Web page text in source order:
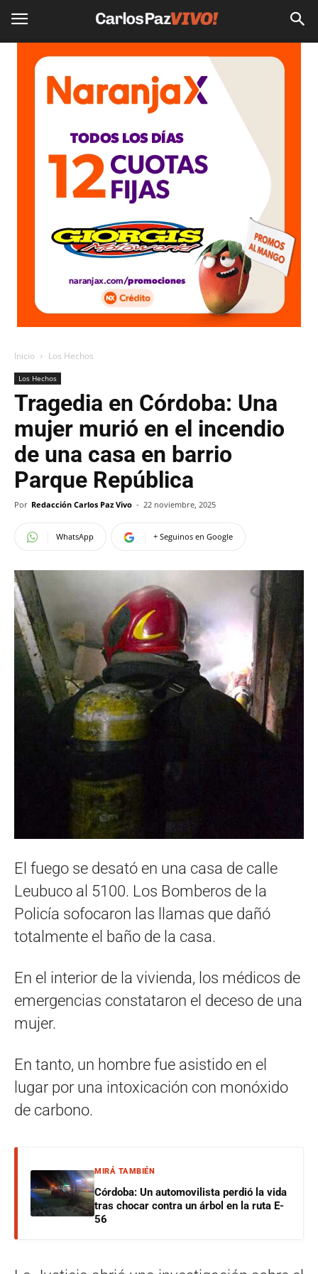
Inicio Los Hechos
Los Hechos
Tragedia en Córdoba: Una
mujer murió en el incendio
de una casa en barrio
Parque República
Por Redacción Carlos Paz Vivo - 22 noviembre, 2025
WhatsApp + Seguinos en Google
El fuego se desató en una casa de calle
Leubuco al 5100. Los Bomberos de la
Policía sofocaron las llamas que dañó
totalmente el baño de la casa.
En el interior de la vivienda, los médicos de
emergencias constataron el deceso de una
mujer.
En tanto, un hombre fue asistido en el
lugar por una intoxicación con monóxido
de carbono.
MIRÁ TAMBIÉN
Córdoba: Un automovilista perdió la vida
tras chocar contra un árbol en la ruta E-
56